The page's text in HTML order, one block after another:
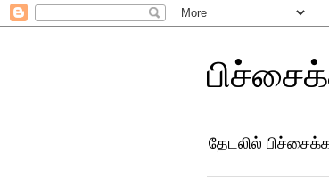
தேடலில்